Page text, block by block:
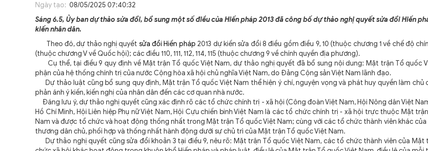
Ngày tạo: 08/05/2025 07:40:32
Sáng 6.5, Ủy ban dự thảo sửa đổi, bổ sung một số điều của Hiến pháp 2013 đã công bố dự thảo nghị quyết sửa đổi Hiến
kiến nhân dân.
Theo đó, dự thảo nghị quyết sửa đổi Hiến pháp 2013 dự kiến sửa đổi 8 điều gồm điều 9, 10 (thuộc chương 1 về chế độ
(thuộc chương V về Quốc hội); các điều 110, 111, 112, 114, 115 (thuộc chương 9 về chính quyền địa phương).
Cụ thể, tại điều 9 quy định về Mặt trận Tổ quốc Việt Nam, dự thảo nghị quyết đã bổ sung nội dung: Mặt trận Tổ quốc
phận của hệ thống chính trị của nước Cộng hòa xã hội chủ nghĩa Việt Nam, do Đảng Cộng sản Việt Nam lãnh đạo.
Dự thảo luật cũng bổ sung quy định, Mặt trận Tổ quốc Việt Nam thể hiện ý chí, nguyện vọng và phát huy quyền làm chủ
phản ánh ý kiến, kiến nghị của nhân dân đến các cơ quan nhà nước.
Đáng lưu ý, dự thảo nghị quyết cũng xác định rõ các tổ chức chính trị - xã hội (Công đoàn Việt Nam, Hội Nông dân Việt
Hồ Chí Minh, Hội Liên hiệp Phụ nữ Việt Nam, Hội Cựu chiến binh Việt Nam là các tổ chức chính trị - xã hội trực thuộc Mặt
Nam và được tổ chức và hoạt động thống nhất trong Mặt trận Tổ quốc Việt Nam; cùng với các tổ chức thành viên khác
thương dân chủ, phối hợp và thống nhất hành động dưới sự chủ trì của Mặt trận Tổ quốc Việt Nam.
Dự thảo nghị quyết cũng sửa đổi khoản 3 tại điều 9, nêu rõ: Mặt trận Tổ quốc Việt Nam, các tổ chức thành viên của Mặt